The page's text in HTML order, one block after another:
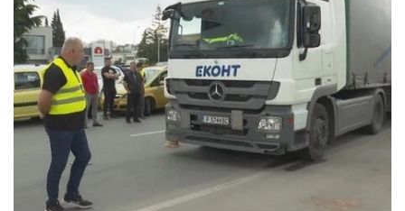
Коментарите
под
статиите
се
въвеждат
от
читателите
и
редакцията
отговорност